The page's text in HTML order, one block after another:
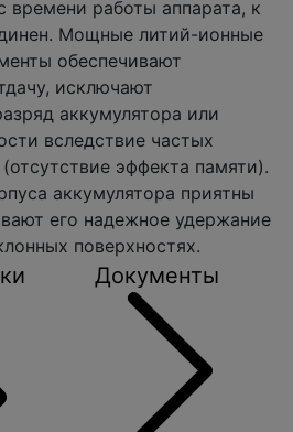
времени работы аппарата, к
Мощные литий-ионные
обеспечивают
исключают
аккумулятора или
вследствие частых
эффекта памяти).
аккумулятора приятны
его надежное удержание
поверхностях.
Документы